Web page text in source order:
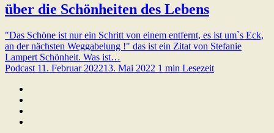
über die Schönheiten des Lebens
"Das Schöne ist nur ein Schritt von einem entfernt, es ist um`s Eck,
an der nächsten Weggabelung !" das ist ein Zitat von Stefanie
Lampert Schönheit. Was ist…
Podcast 11. Februar 202213. Mai 2022 1 min Lesezeit